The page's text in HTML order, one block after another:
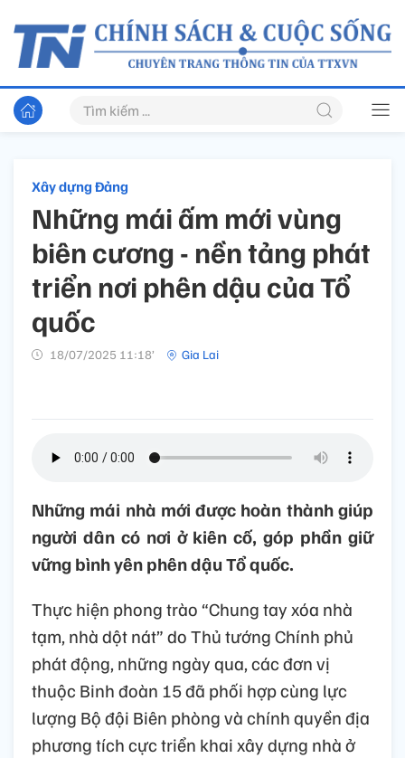
Xây dựng Đảng
Những mái ấm mới vùng
biên cương - nền tảng phát
triển nơi phên dậu của Tổ
quốc
18/07/2025 11:18’ Gia Lai
Những mái nhà mới được hoàn thành giúp
người dân có nơi ở kiên cố, góp phần giữ
vững bình yên phên dậu Tổ quốc.
Thực hiện phong trào “Chung tay xóa nhà
tạm, nhà dột nát” do Thủ tướng Chính phủ
phát động, những ngày qua, các đơn vị
thuộc Binh đoàn 15 đã phối hợp cùng lực
lượng Bộ đội Biên phòng và chính quyền địa
phương tích cực triển khai xây dựng nhà ở